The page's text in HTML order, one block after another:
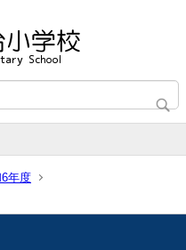
年度